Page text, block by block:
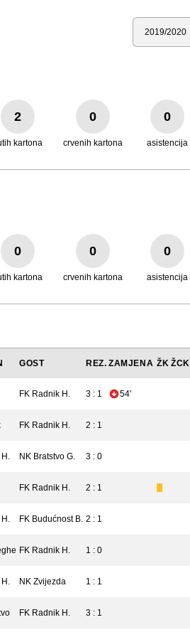
Sezona
2
kartona
0
crvenih kartona
0
asistencija
0
kartona
0
crvenih kartona
0
asistencija
GOST REZ. ZAMJENA ŽK ŽCK
FK Radnik H. 3 : 1 54'
FK Radnik H. 2 : 1
H. NK Bratstvo G. 3 : 0
FK Radnik H. 2 : 1
H. FK Budućnost B. 2 : 1
FK Radnik H. 1 : 0
H. NK Zvijezda 1 : 1
FK Radnik H. 3 : 1